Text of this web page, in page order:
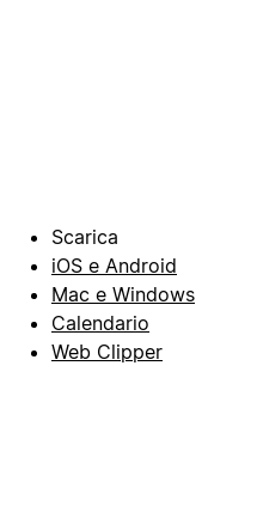
Scarica
iOS e Android
Mac e Windows
Calendario
Web Clipper